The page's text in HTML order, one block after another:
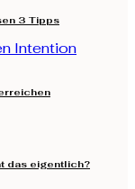
3 Tipps
das eigentlich?